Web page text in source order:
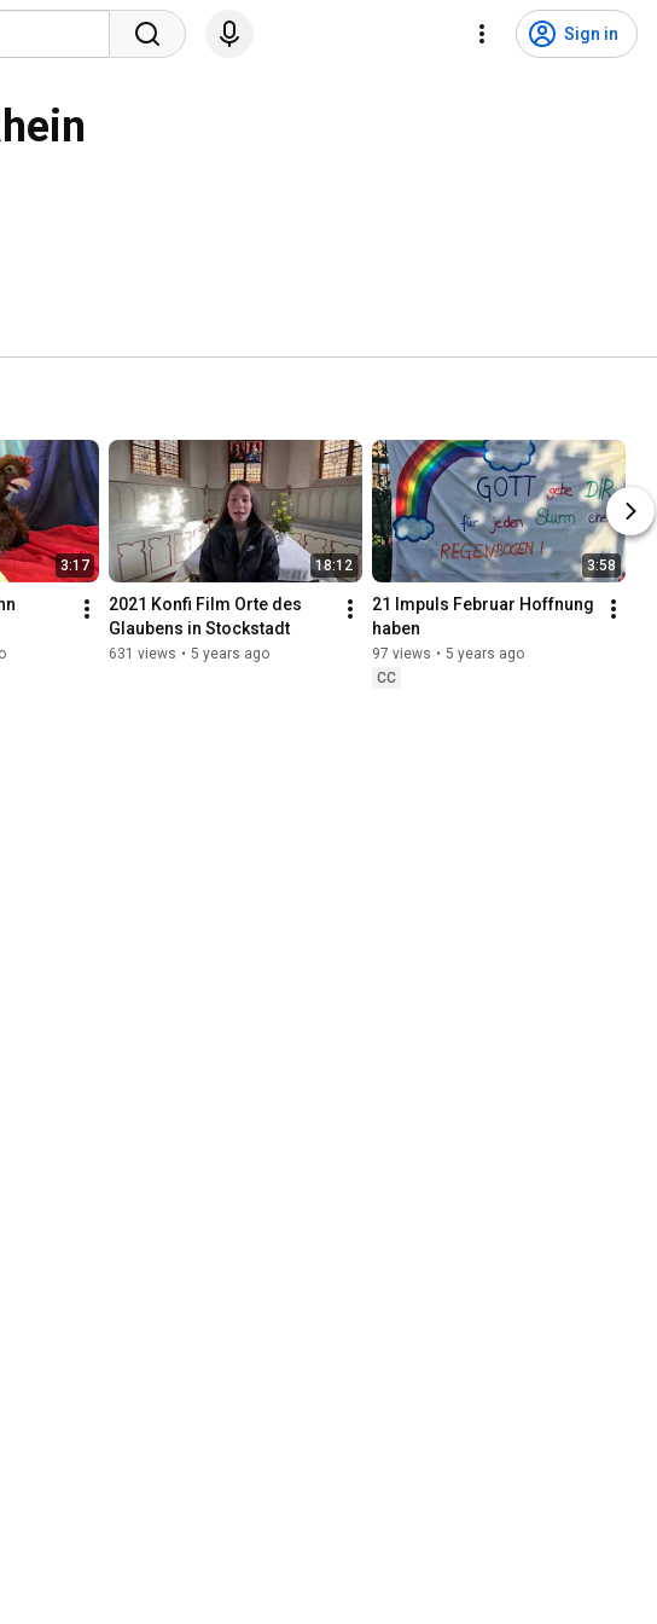
Sign in
3:17 18:12
2021 Konfi Film Orte des
Glaubens in Stockstadt
631 views • 5 years ago
3:58
21 Impuls Februar Hoffnung
haben
97 views • 5 years ago
CC